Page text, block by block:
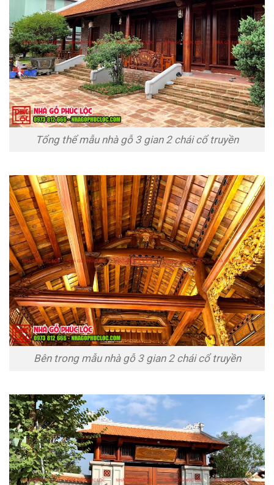
Tổng thể mẫu nhà gỗ 3 gian 2 chái cổ truyền
Bên trong mẫu nhà gỗ 3 gian 2 chái cổ truyền